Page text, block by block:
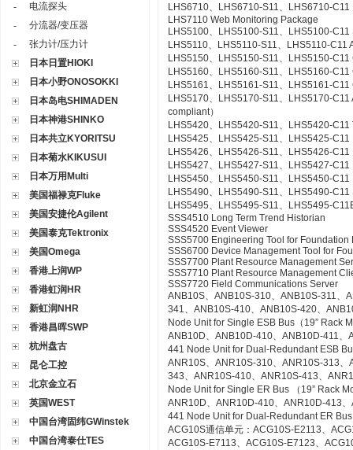
-
电流探头
-
分流器/变压器
-
张力计/压力计
日本日置HIOKI
日本小野ONOSOKKI
日本岛电SHIMADEN
日本神港SHINKO
日本共立KYORITSU
日本菊水KIKUSUI
日本万用Multi
美国福禄克Fluke
美国安捷伦Agilent
美国泰克Tektronix
美国Omega
香港上润WP
香港虹润HR
新虹润NHR
香港昌晖SWP
杭州盘古
昆仑工控
北京金立石
英国WEST
中国台湾固纬GWinstek
中国台湾泰仕TES
LHS6710、LHS6710-S11、LHS6710-
LHS7110 Web Monitoring Package
LHS5100、LHS5100-S11、LHS5100-
LHS5110、LHS5110-S11、LHS5110-C11
LHS5150、LHS5150-S11、LHS5150-
LHS5160、LHS5160-S11、LHS5160-
LHS5161、LHS5161-S11、LHS5161-
LHS5170、LHS5170-S11、LHS5170-
compliant）
LHS5420、LHS5420-S11、LHS5420-C11
LHS5425、LHS5425-S11、LHS5425-
LHS5426、LHS5426-S11、LHS5426-
LHS5427、LHS5427-S11、LHS5427-
LHS5450、LHS5450-S11、LHS5450-
LHS5490、LHS5490-S11、LHS5490-
LHS5495、LHS5495-S11、LHS5495-
SSS4510 Long Term Trend Historian
SSS4520 Event Viewer
SSS5700 Engineering Tool for Foundation
SSS6700 Device Management Tool for
SSS7700 Plant Resource Management
SSS7710 Plant Resource Management
SSS7720 Field Communications Server
ANB10S、ANB10S-310、ANB10S-311、
341、ANB10S-410、ANB10S-420、
Node Unit for Single ESB Bus（19” Rack
ANB10D、ANB10D-410、ANB10D-411
441 Node Unit for Dual-Redundant ESB
ANR10S、ANR10S-310、ANR10S-313
343、ANR10S-410、ANR10S-413、
Node Unit for Single ER Bus （19” Rack
ANR10D、ANR10D-410、ANR10D-413
441 Node Unit for Dual-Redundant ER
ACG10S通信单元：ACG10S-E2113、
ACG10S-E7113、ACG10S-E7123、